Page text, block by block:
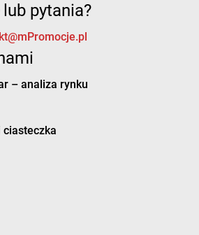
pytania?
– analiza rynku
ciasteczka